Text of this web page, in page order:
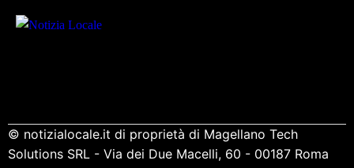
© notizialocale.it di proprietà di Magellano Tech
Solutions SRL - Via dei Due Macelli, 60 - 00187 Roma